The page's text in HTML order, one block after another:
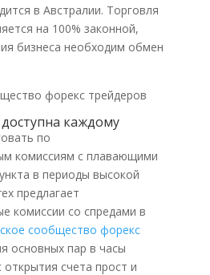
в Австралии. Торговля
на 100% законной,
бизнеса необходим обмен
каждому
по
комиссиям с плавающими
в периоды высокой
предлагает
комиссии со спредами в
сообщество форекс
основных пар в часы
открытия счета прост и